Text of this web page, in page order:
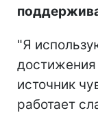
"Я
достижения
источник
работает